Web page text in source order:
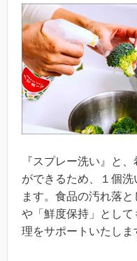
『スプレー洗い』と
ができるため、１個
ます。食品の汚れ落と
や「鮮度保持」とし
理をサポートいたしま